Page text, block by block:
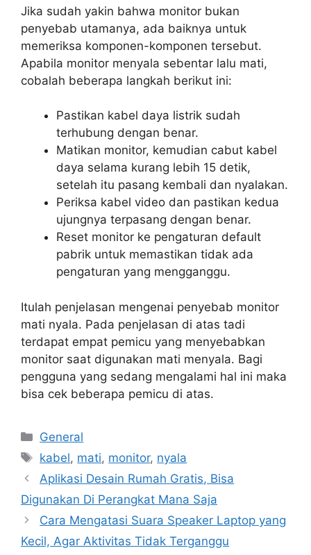
Jika sudah yakin bahwa monitor bukan
penyebab utamanya, ada baiknya untuk
memeriksa komponen-komponen tersebut.
Apabila monitor menyala sebentar lalu mati,
cobalah beberapa langkah berikut ini:
Pastikan kabel daya listrik sudah
terhubung dengan benar.
Matikan monitor, kemudian cabut kabel
daya selama kurang lebih 15 detik,
setelah itu pasang kembali dan nyalakan.
Periksa kabel video dan pastikan kedua
ujungnya terpasang dengan benar.
Reset monitor ke pengaturan default
pabrik untuk memastikan tidak ada
pengaturan yang mengganggu.
Itulah penjelasan mengenai penyebab monitor
mati nyala. Pada penjelasan di atas tadi
terdapat empat pemicu yang menyebabkan
monitor saat digunakan mati menyala. Bagi
pengguna yang sedang mengalami hal ini maka
bisa cek beberapa pemicu di atas.
Categories
General
Tags
kabel, mati, monitor, nyala
Aplikasi Desain Rumah Gratis, Bisa
Digunakan Di Perangkat Mana Saja
Cara Mengatasi Suara Speaker Laptop yang
Kecil, Agar Aktivitas Tidak Terganggu